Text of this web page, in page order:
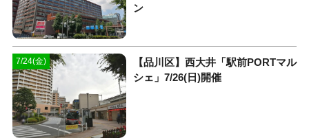
ン
7/24(金)
【品川区】西大井「駅前PORTマル
シェ」7/26(日)開催